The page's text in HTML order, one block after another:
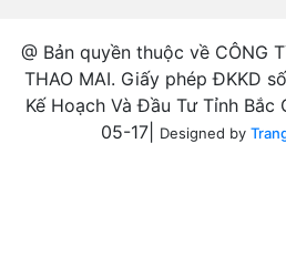
@ Bản quyền thuộc về CÔNG
THAO MAI. Giấy phép ĐKKD
Kế Hoạch Và Đầu Tư Tỉnh
05-17|
Designed by